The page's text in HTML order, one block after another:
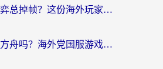
缅甸玩云顶之弈总掉帧？这份海外玩家专属加速器攻略帮你上分
澳洲能玩明日方舟吗？海外党国服游戏畅玩终极指南（附实用加速器选择技巧）